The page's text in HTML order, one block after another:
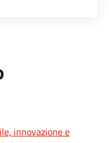
innovazione e